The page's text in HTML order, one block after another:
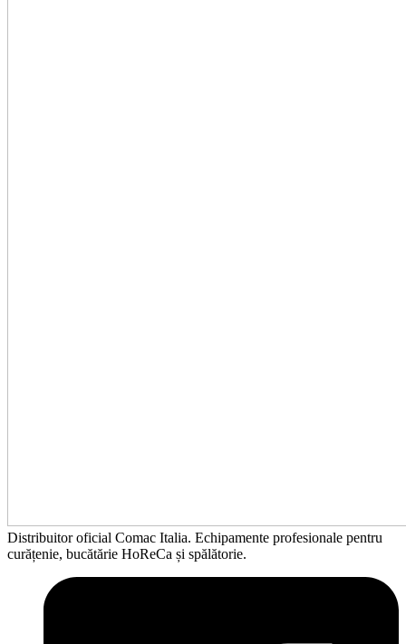
Distribuitor oficial Comac Italia. Echipamente profesionale pentru
curățenie, bucătărie HoReCa și spălătorie.